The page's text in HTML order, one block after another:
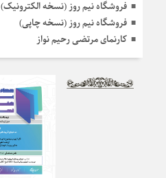
فروشگاه نیم روز (نسخه الکترونیک)
فروشگاه نیم روز (نسخه چاپی)
کارنمای مرتضی رحیم نواز